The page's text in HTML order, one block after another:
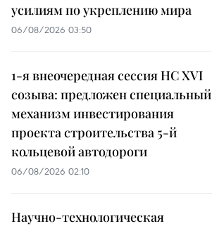
усилиям по укреплению мира
06/08/2026 03:50
1-я внеочередная сессия НС XVI
созыва: предложен специальный
механизм инвестирования
проекта строительства 5-й
кольцевой автодороги
06/08/2026 02:10
Научно-технологическая